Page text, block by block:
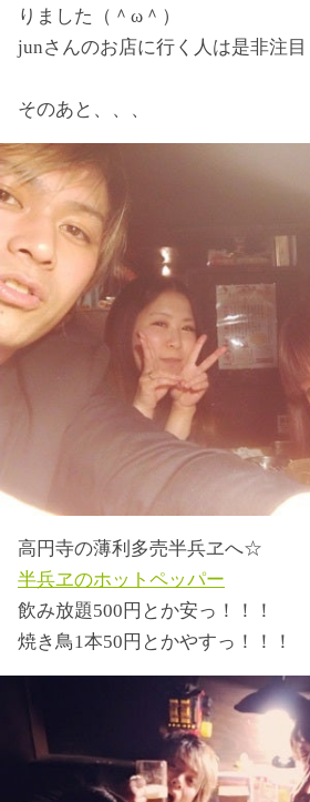
りました（＾ω＾）
junさんのお店に行く人は是非注
そのあと、、、
高円寺の薄利多売半兵ヱへ☆
半兵ヱのホットペッパー
飲み放題500円とか安っ！！！
焼き鳥1本50円とかやすっ！！！